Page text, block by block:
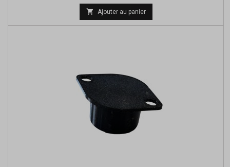
 Ajouter au panier